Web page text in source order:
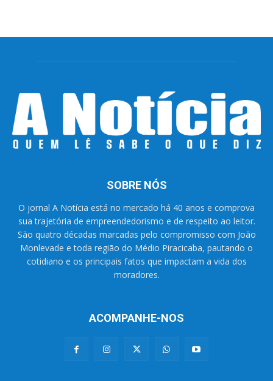
SOBRE NÓS
O jornal A Notícia está no mercado há 40 anos e comprova
sua trajetória de empreendedorismo e de respeito ao leitor.
São quatro décadas marcadas pelo compromisso com João
Monlevade e toda região do Médio Piracicaba, pautando o
cotidiano e os principais fatos que impactam a vida dos
moradores.
ACOMPANHE-NOS